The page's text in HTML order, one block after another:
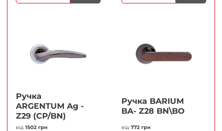
Ручка
ARGENTUM Ag -
Z29 (CP/BN)
від 1502 грн
Ручка BARIUM
BA- Z28 BN\BO
від 772 грн